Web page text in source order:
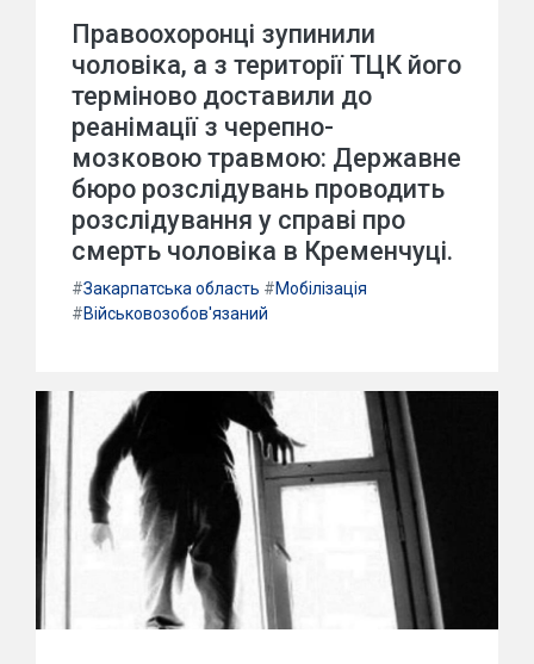
Правоохоронці зупинили
чоловіка, а з території ТЦК його
терміново доставили до
реанімації з черепно-
мозковою травмою: Державне
бюро розслідувань проводить
розслідування у справі про
смерть чоловіка в Кременчуці.
#Закарпатська область #Мобілізація
#Військовозобов'язаний